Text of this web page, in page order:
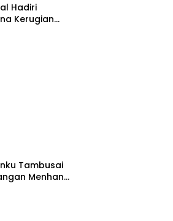
Hadiri
Kerugian
Kasus
Tambusai
Menhan
Yonif TP di